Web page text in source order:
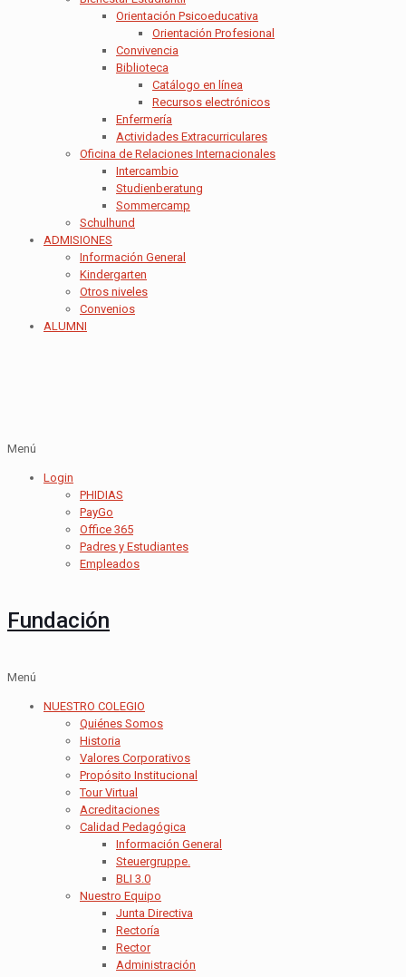
Orientación Psicoeducativa
Orientación Profesional
Convivencia
Biblioteca
Catálogo en línea
Recursos electrónicos
Enfermería
Actividades Extracurriculares
Oficina de Relaciones Internacionales
Intercambio
Studienberatung
Sommercamp
Schulhund
ADMISIONES
Información General
Kindergarten
Otros niveles
Convenios
ALUMNI
Menú
Login
PHIDIAS
PayGo
Office 365
Padres y Estudiantes
Empleados
Fundación
Menú
NUESTRO COLEGIO
Quiénes Somos
Historia
Valores Corporativos
Propósito Institucional
Tour Virtual
Acreditaciones
Calidad Pedagógica
Información General
Steuergruppe.
BLI 3.0
Nuestro Equipo
Junta Directiva
Rectoría
Rector
Administración